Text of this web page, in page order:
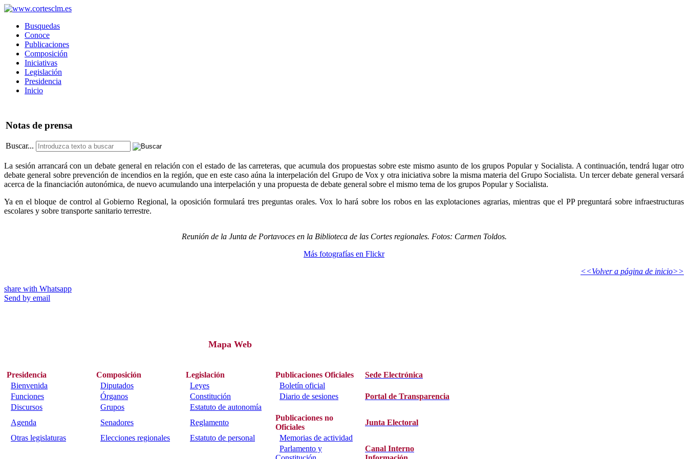
Busquedas
Conoce
Publicaciones
Composición
Iniciativas
Legislación
Presidencia
Inicio
Notas de prensa
Buscar...
La sesión arrancará con un debate general en relación con el estado de las carreteras, que acumula dos propuestas sobre este mismo asunto de los grupos Popular y Socialista. A continuación, tendrá lugar otro
debate general sobre prevención de incendios en la región, que en este caso aúna la interpelación del Grupo de Vox y otra iniciativa sobre la misma materia del Grupo Socialista. Un tercer debate general versará
acerca de la financiación autonómica, de nuevo acumulando una interpelación y una propuesta de debate general sobre el mismo tema de los grupos Popular y Socialista.
Ya en el bloque de control al Gobierno Regional, la oposición formulará tres preguntas orales. Vox lo hará sobre los robos en las explotaciones agrarias, mientras que el PP preguntará sobre infraestructuras
escolares y sobre transporte sanitario terrestre.
Reunión de la Junta de Portavoces en la Biblioteca de las Cortes regionales. Fotos: Carmen Toldos.
Más fotografías en Flickr
<<Volver a página de inicio>>
share with Whatsapp
Send by email
Mapa Web
Presidencia Composición Legislación Publicaciones Oficiales
Sede Electrónica
Bienvenida
Diputados Leyes
Boletín oficial
Funciones
Órganos Constitución Diario de sesiones
Portal de Transparencia
Discursos
Grupos
Estatuto de autonomía
Agenda
Senadores Reglamento
Publicaciones no
Oficiales
Junta Electoral
Otras legislaturas
Elecciones regionales Estatuto de personal
Memorias de actividad
Parlamento y
Canal Interno